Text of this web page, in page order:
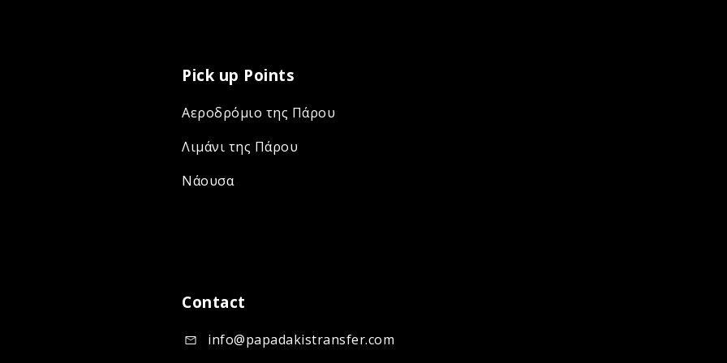
Pick up Points
Αεροδρόμιο της Πάρου
Λιμάνι της Πάρου
Νάουσα
Contact
info@papadakistransfer.com